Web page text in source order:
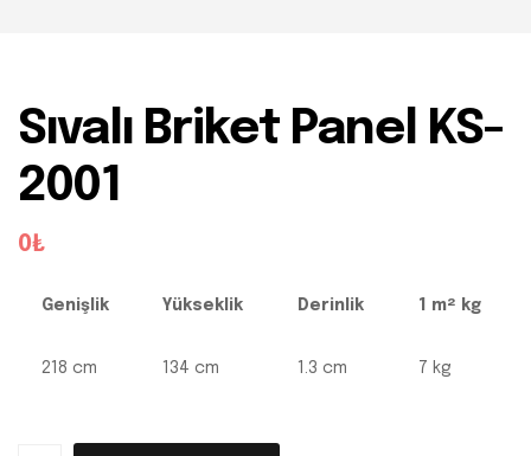
Sıvalı Briket Panel KS-
2001
0₺
Genişlik Yükseklik Derinlik 1 m² kg
218 cm 134 cm 1.3 cm 7 kg